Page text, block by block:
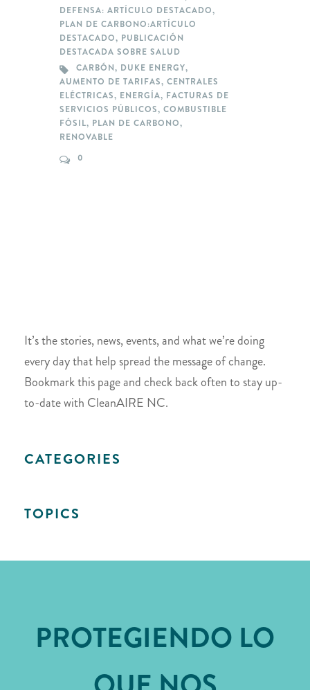
DEFENSA: ARTÍCULO DESTACADO,
PLAN DE CARBONO:ARTÍCULO
DESTACADO, PUBLICACIÓN
DESTACADA SOBRE SALUD
CARBÓN, DUKE ENERGY,
AUMENTO DE TARIFAS, CENTRALES
ELÉCTRICAS, ENERGÍA, FACTURAS DE
SERVICIOS PÚBLICOS, COMBUSTIBLE
FÓSIL, PLAN DE CARBONO,
RENOVABLE
0
It’s the stories, news, events, and what we’re doing
every day that help spread the message of change.
Bookmark this page and check back often to stay up-
to-date with CleanAIRE NC.
CATEGORIES
TOPICS
PROTEGIENDO LO